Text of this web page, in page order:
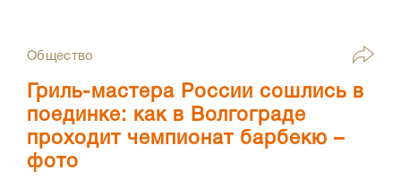
Общество
Гриль-мастера России сошлись в
поединке: как в Волгограде
проходит чемпионат барбекю –
фото